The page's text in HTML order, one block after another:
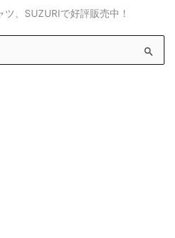
、SUZURIで好評販売中！